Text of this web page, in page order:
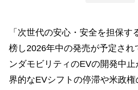
「次世代の安心・安全を担保す
榜し2026年中の発売が予定され
ンダモビリティのEVの開発中
界的なEVシフトの停滞や米政権